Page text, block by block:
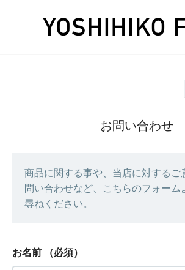
お問い合わせ
商品に関する事や、当店に対するご
問い合わせなど、こちらのフォーム
尋ねください。
お名前 （必須）